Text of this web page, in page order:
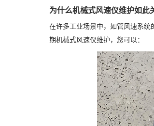
为什么机械式风速仪维护如此
在许多工业场景中，如管风速系
期机械式风速仪维护，您可以：